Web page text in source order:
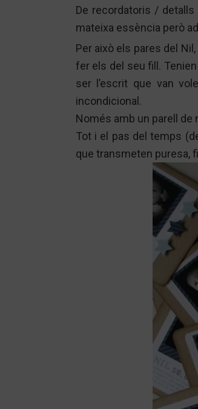
De recordatoris / detalls
mateixa essència però
Per això els pares del
fer els del seu fill.
ser l’escrit que van
incondicional.
Només amb un parell de
Tot i el pas del temps
que transmeten puresa,